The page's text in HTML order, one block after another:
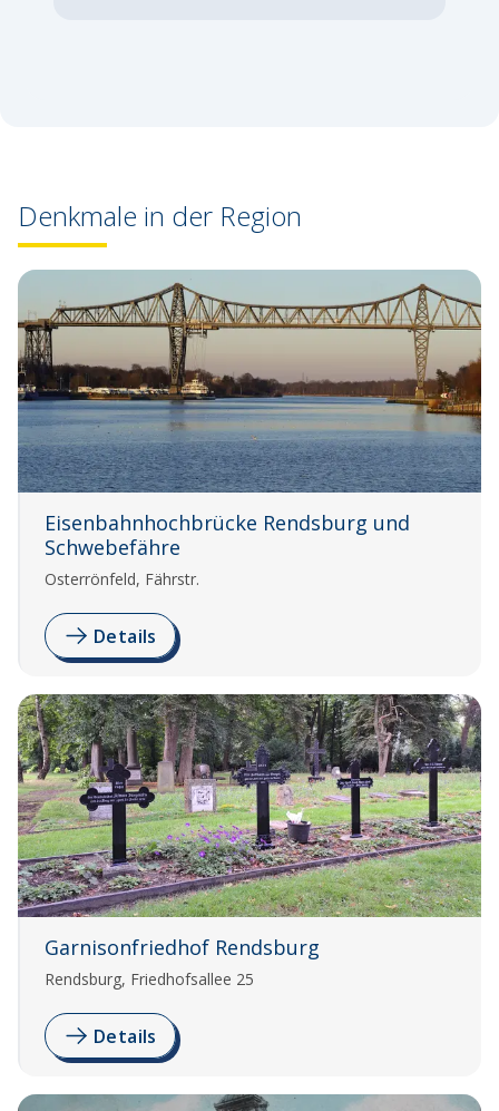
Denkmale in der Region
Eisenbahnhochbrücke Rendsburg und
Schwebefähre
Osterrönfeld, Fährstr.
Details
Garnisonfriedhof Rendsburg
Rendsburg, Friedhofsallee 25
Details